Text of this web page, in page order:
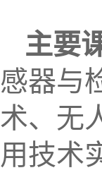
主要
感器与
术、无
用技术